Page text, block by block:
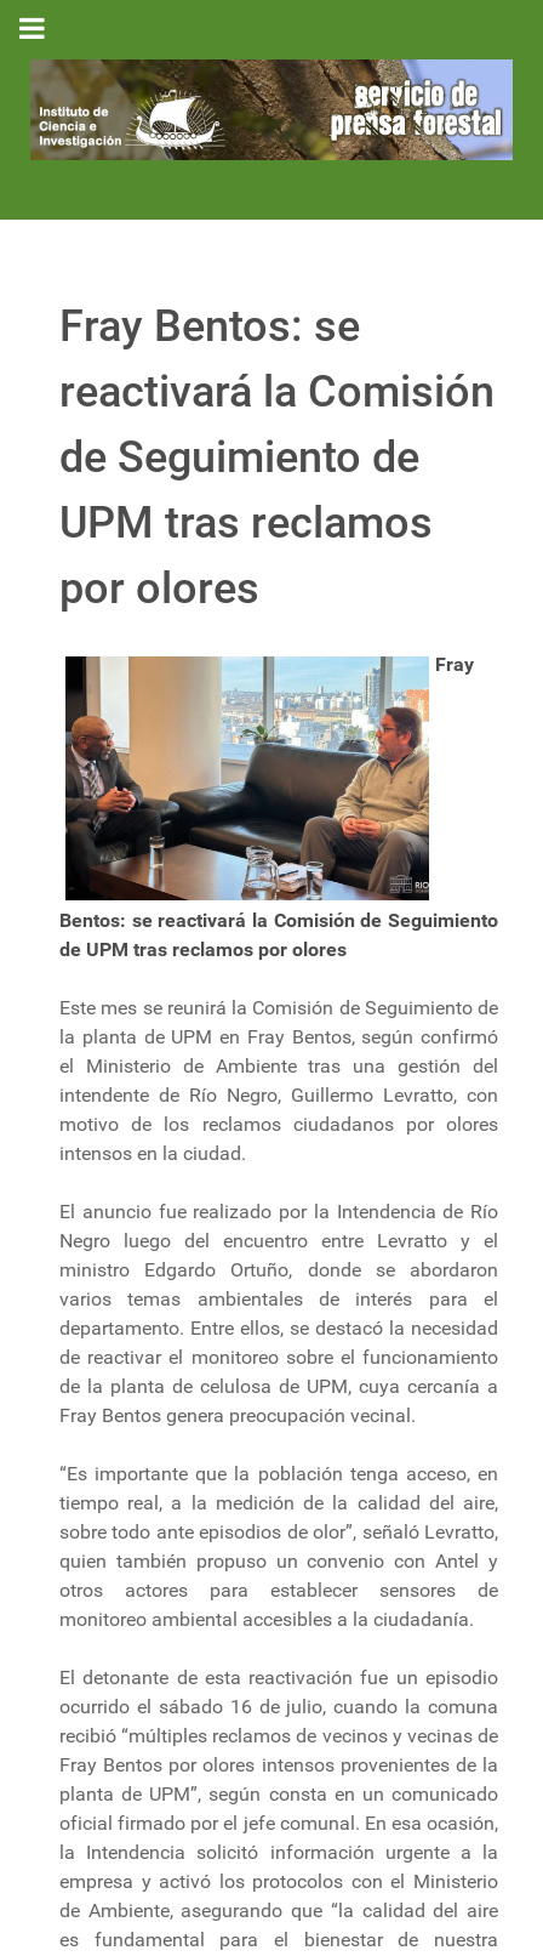
Fray Bentos: se
reactivará la Comisión
de Seguimiento de
UPM tras reclamos
por olores
Fray
Bentos: se reactivará la Comisión de Seguimiento
de UPM tras reclamos por olores
Este mes se reunirá la Comisión de Seguimiento de
la planta de UPM en Fray Bentos, según confirmó
el Ministerio de Ambiente tras una gestión del
intendente de Río Negro, Guillermo Levratto, con
motivo de los reclamos ciudadanos por olores
intensos en la ciudad.
El anuncio fue realizado por la Intendencia de Río
Negro luego del encuentro entre Levratto y el
ministro Edgardo Ortuño, donde se abordaron
varios temas ambientales de interés para el
departamento. Entre ellos, se destacó la necesidad
de reactivar el monitoreo sobre el funcionamiento
de la planta de celulosa de UPM, cuya cercanía a
Fray Bentos genera preocupación vecinal.
“Es importante que la población tenga acceso, en
tiempo real, a la medición de la calidad del aire,
sobre todo ante episodios de olor”, señaló Levratto,
quien también propuso un convenio con Antel y
otros actores para establecer sensores de
monitoreo ambiental accesibles a la ciudadanía.
El detonante de esta reactivación fue un episodio
ocurrido el sábado 16 de julio, cuando la comuna
recibió “múltiples reclamos de vecinos y vecinas de
Fray Bentos por olores intensos provenientes de la
planta de UPM”, según consta en un comunicado
oficial firmado por el jefe comunal. En esa ocasión,
la Intendencia solicitó información urgente a la
empresa y activó los protocolos con el Ministerio
de Ambiente, asegurando que “la calidad del aire
es fundamental para el bienestar de nuestra